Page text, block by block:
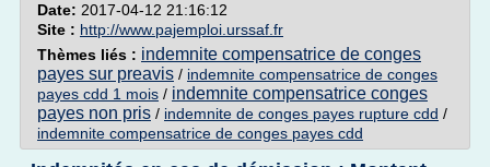
Date: 2017-04-12 21:16:12
Site : http://www.pajemploi.urssaf.fr
Thèmes liés : indemnite compensatrice de conges
payes sur preavis / indemnite compensatrice de conges
payes cdd 1 mois / indemnite compensatrice conges
payes non pris / indemnite de conges payes rupture cdd /
indemnite compensatrice de conges payes cdd